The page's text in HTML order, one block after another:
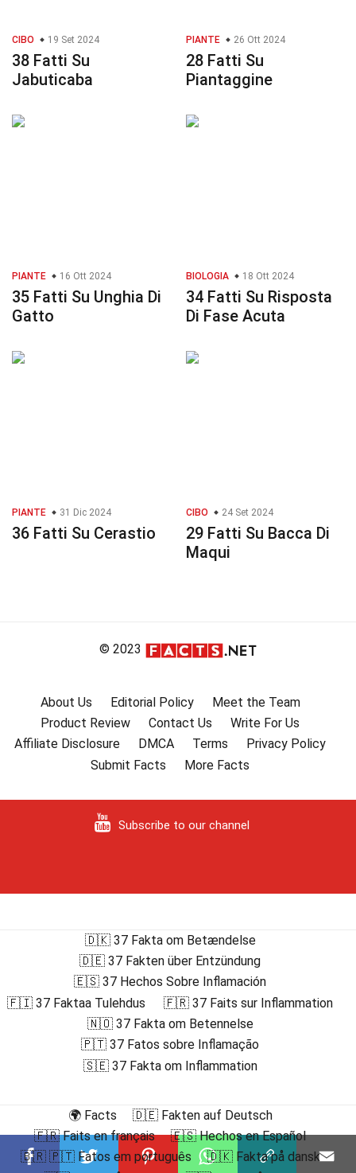
CIBO 19 Set 2024
38 Fatti Su
Jabuticaba
PIANTE 26 Ott 2024
28 Fatti Su
Piantaggine
PIANTE 16 Ott 2024
35 Fatti Su Unghia Di
Gatto
BIOLOGIA 18 Ott 2024
34 Fatti Su Risposta
Di Fase Acuta
PIANTE 31 Dic 2024
36 Fatti Su Cerastio
CIBO 24 Set 2024
29 Fatti Su Bacca Di
Maqui
© 2023
About Us Editorial Policy
Meet the Team
Product Review
Contact Us
Write For Us
Affiliate Disclosure
DMCA Terms
Privacy Policy
Submit Facts
More Facts
Subscribe to our channel
🇩🇰 37 Fakta om Betændelse
🇩🇪 37 Fakten über Entzündung
🇪🇸 37 Hechos Sobre Inflamación
🇫🇮 37 Faktaa Tulehdus
🇫🇷 37 Faits sur Inflammation
🇳🇴 37 Fakta om Betennelse
🇵🇹 37 Fatos sobre Inflamação
🇸🇪 37 Fakta om Inflammation
🌍 Facts
🇩🇪 Fakten auf Deutsch
🇫🇷 Faits en français
🇪🇸 Hechos en Español
🇧🇷 🇵🇹 Fatos em português
🇩🇰 Fakta på dansk